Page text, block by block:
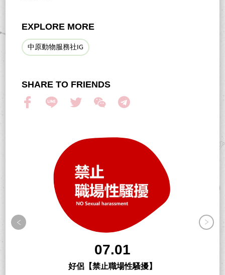
EXPLORE MORE
中原動物服務社IG
SHARE TO FRIENDS
07.01
好侶【禁止職場性騷擾】